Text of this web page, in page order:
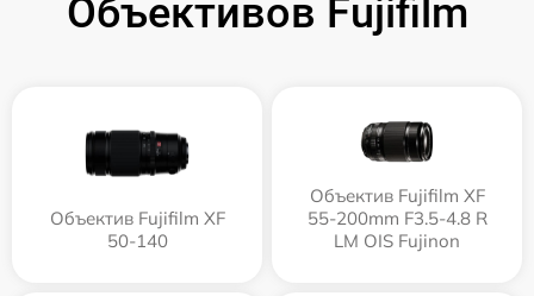
Объективов Fujifilm
Объектив Fujifilm XF
50-140
Объектив Fujifilm XF
55-200mm F3.5-4.8 R
LM OIS Fujinon